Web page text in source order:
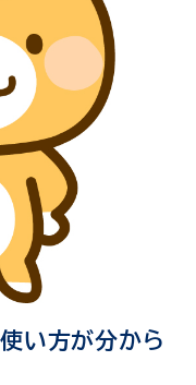
い方が分から